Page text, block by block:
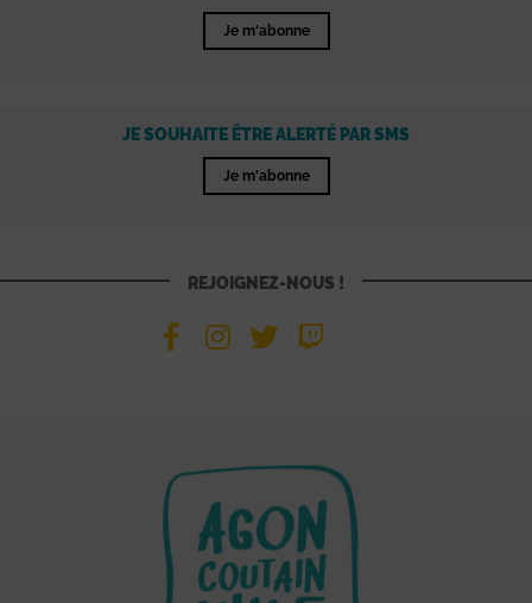
Je m'abonne
JE SOUHAITE ÊTRE ALERTÉ PAR SMS
Je m'abonne
REJOIGNEZ-NOUS !